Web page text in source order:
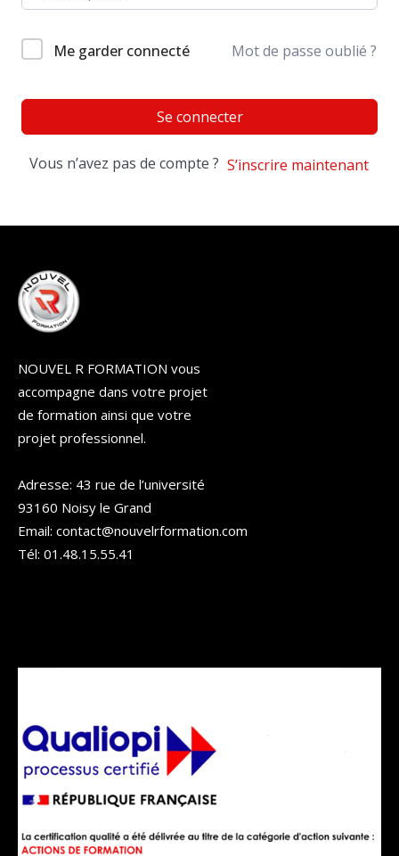
Me garder connecté Mot de passe oublié ?
Se connecter
Vous n’avez pas de compte ? S’inscrire maintenant
NOUVEL R FORMATION vous
accompagne dans votre projet
de formation ainsi que votre
projet professionnel.
Adresse: 43 rue de l’université
93160 Noisy le Grand
Email: contact@nouvelrformation.com
Tél: 01.48.15.55.41